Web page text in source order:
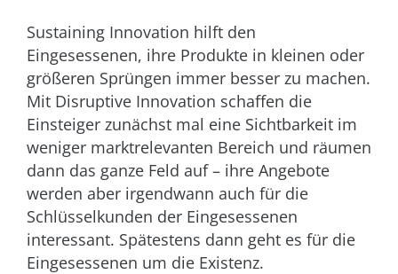
Sustaining Innovation hilft den
Eingesessenen, ihre Produkte in kleinen oder
größeren Sprüngen immer besser zu machen.
Mit Disruptive Innovation schaffen die
Einsteiger zunächst mal eine Sichtbarkeit im
weniger marktrelevanten Bereich und räumen
dann das ganze Feld auf – ihre Angebote
werden aber irgendwann auch für die
Schlüsselkunden der Eingesessenen
interessant. Spätestens dann geht es für die
Eingesessenen um die Existenz.